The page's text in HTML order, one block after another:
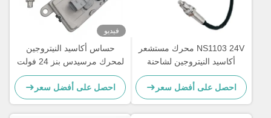
NS1103 24V محرك مستشعر
أكاسيد النيتروجين لشاحنة
مرسيدس بنز 5WK97329A
احصل على أفضل سعر
فيديو
حساس أكاسيد النيتروجين
لمحرك مرسيدس بنز 24 فولت
Actros 5WK97331A
A0101531628
احصل على أفضل سعر